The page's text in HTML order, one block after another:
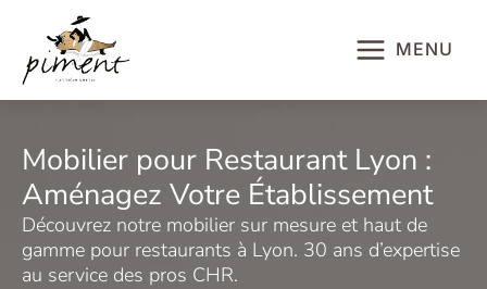
contenu
MENU
Mobilier pour Restaurant Lyon :
Aménagez Votre Établissement
Découvrez notre mobilier sur mesure et haut de
gamme pour restaurants à Lyon. 30 ans d’expertise
au service des pros CHR.